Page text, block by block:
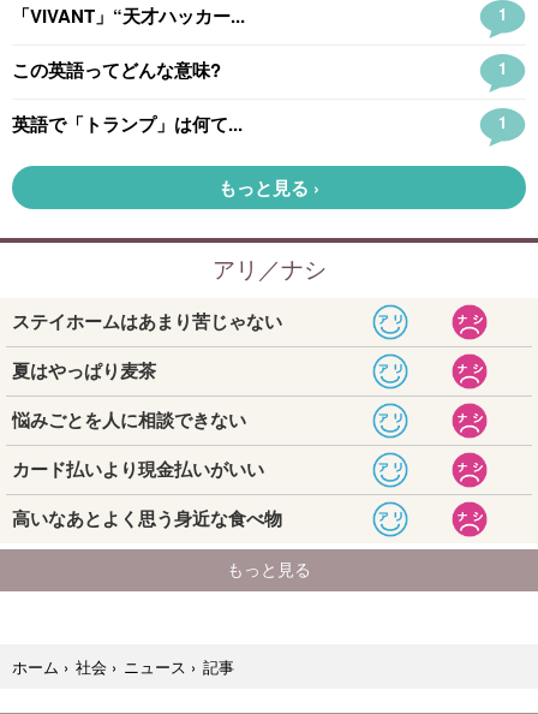
ホーム › 社会 › ニュース › 記事